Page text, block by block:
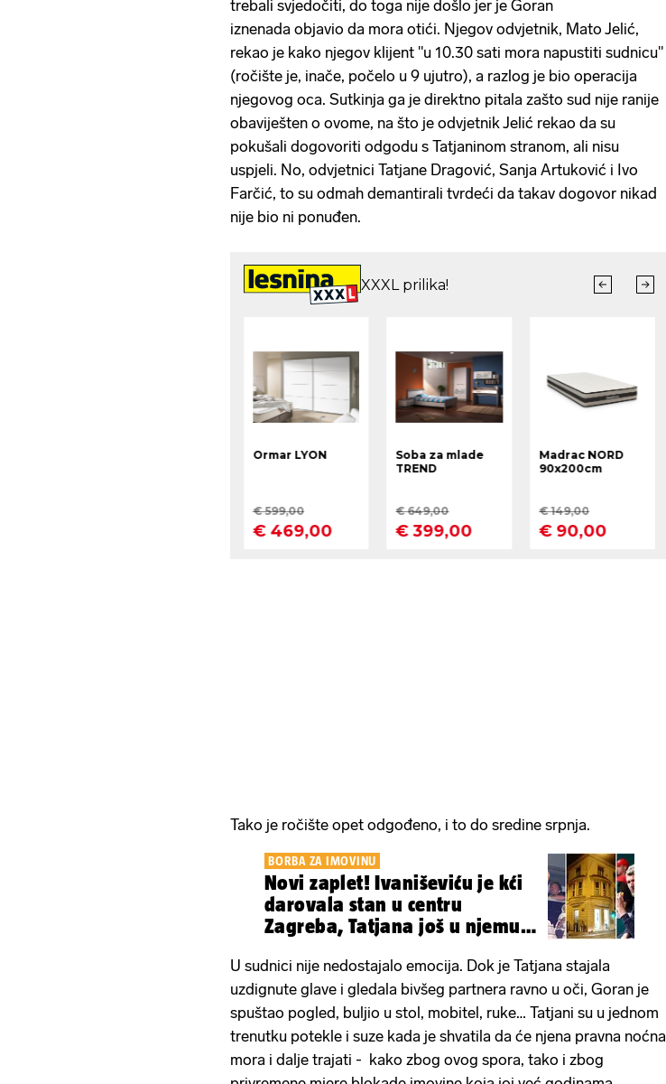
trebali svjedočiti, do toga nije došlo jer je Goran
iznenada objavio da mora otići. Njegov odvjetnik, Mato Jelić,
rekao je kako njegov klijent "u 10.30 sati mora napustiti sudnicu"
(ročište je, inače, počelo u 9 ujutro), a razlog je bio operacija
njegovog oca. Sutkinja ga je direktno pitala zašto sud nije ranije
obaviješten o ovome, na što je odvjetnik Jelić rekao da su
pokušali dogovoriti odgodu s Tatjaninom stranom, ali nisu
uspjeli. No, odvjetnici Tatjane Dragović, Sanja Artuković i Ivo
Farčić, to su odmah demantirali tvrdeći da takav dogovor nikad
nije bio ni ponuđen.
Tako je ročište opet odgođeno, i to do sredine srpnja.
BORBA ZA IMOVINU
Novi zaplet! Ivaniševiću je kći
darovala stan u centru
Zagreba, Tatjana još u njemu
U sudnici nije nedostajalo emocija. Dok je Tatjana stajala
uzdignute glave i gledala bivšeg partnera ravno u oči, Goran je
spuštao pogled, buljio u stol, mobitel, ruke… Tatjani su u jednom
trenutku potekle i suze kada je shvatila da će njena pravna noćna
mora i dalje trajati - kako zbog ovog spora, tako i zbog